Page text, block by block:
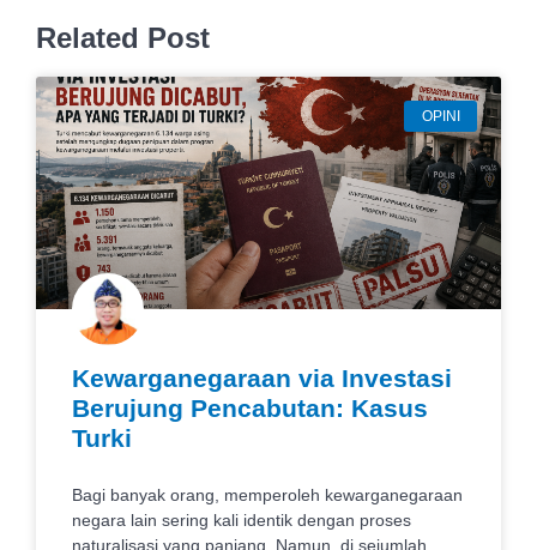
Related Post
OPINI
Kewarganegaraan via Investasi
Berujung Pencabutan: Kasus
Turki
Bagi banyak orang, memperoleh kewarganegaraan
negara lain sering kali identik dengan proses
naturalisasi yang panjang. Namun, di sejumlah